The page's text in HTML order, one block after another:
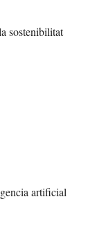
sostenibilitat
artificial